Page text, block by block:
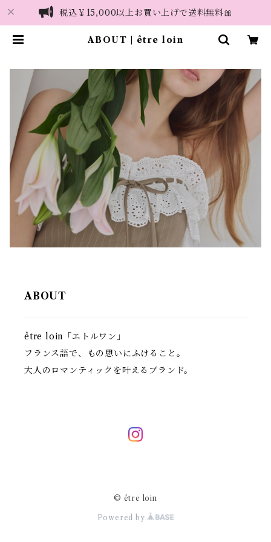
税込￥15,000以上お買い上げで送料無料🎀
ABOUT | être loin
ABOUT
être loin「エトルワン」
フランス語で、もの思いにふけること。
大人のロマンティックを叶えるブランド。
© être loin
Powered by